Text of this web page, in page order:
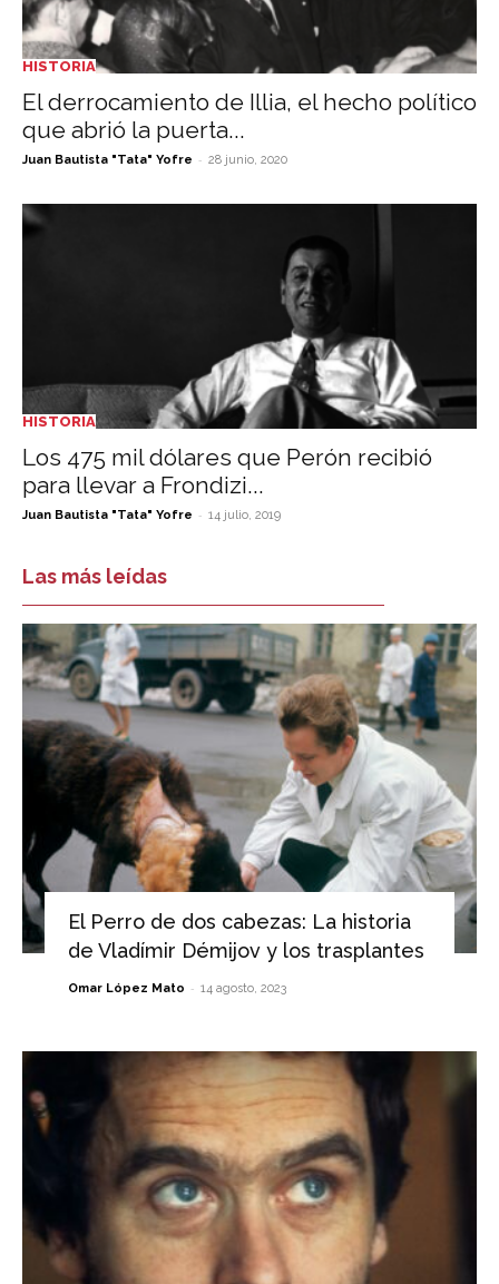
HISTORIA
El derrocamiento de Illia, el hecho político
que abrió la puerta...
Juan Bautista "Tata" Yofre - 28 junio, 2020
HISTORIA
Los 475 mil dólares que Perón recibió
para llevar a Frondizi...
Juan Bautista "Tata" Yofre - 14 julio, 2019
Las más leídas
El Perro de dos cabezas: La historia
de Vladímir Démijov y los trasplantes
Omar López Mato - 14 agosto, 2023